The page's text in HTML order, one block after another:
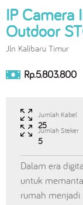
IP Camera
Outdoor
Jln Kalibaru Timur
Rp.5.803.800
Jumlah Kabel
25
Jumlah Steker
5
Dalam era
untuk
rumah